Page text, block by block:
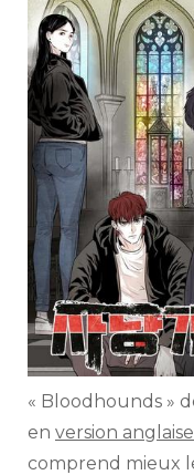
« Bloodhounds »
en version
comprend mieux